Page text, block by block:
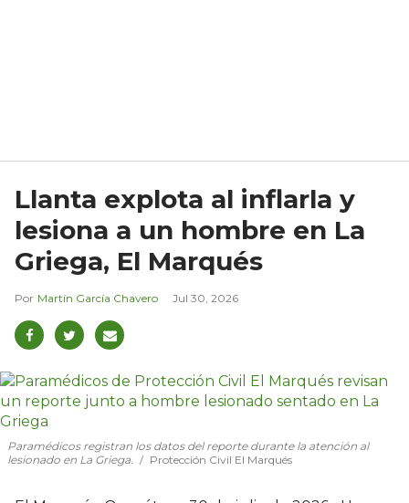
Llanta explota al inflarla y
lesiona a un hombre en La
Griega, El Marqués
Martín García Chavero Jul 30, 2026
Paramédicos registran los datos del reporte durante la atención al
lesionado en La Griega.
Protección Civil El Marqués